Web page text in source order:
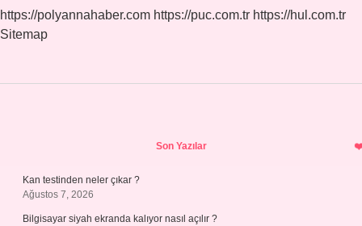
https://polyannahaber.com https://puc.com.tr https://hul.com.tr
Sitemap
Son Yazılar
Kan testinden neler çıkar ?
Ağustos 7, 2026
Bilgisayar siyah ekranda kalıyor nasıl açılır ?